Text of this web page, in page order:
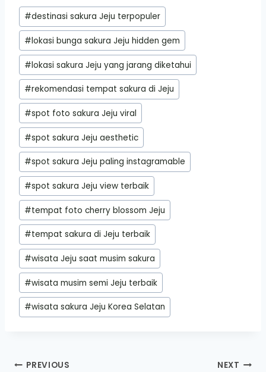
Post
Tags:
#destinasi sakura Jeju terpopuler
#lokasi bunga sakura Jeju hidden gem
#lokasi sakura Jeju yang jarang diketahui
#rekomendasi tempat sakura di Jeju
#spot foto sakura Jeju viral
#spot sakura Jeju aesthetic
#spot sakura Jeju paling instagramable
#spot sakura Jeju view terbaik
#tempat foto cherry blossom Jeju
#tempat sakura di Jeju terbaik
#wisata Jeju saat musim sakura
#wisata musim semi Jeju terbaik
#wisata sakura Jeju Korea Selatan
PREVIOUS NEXT